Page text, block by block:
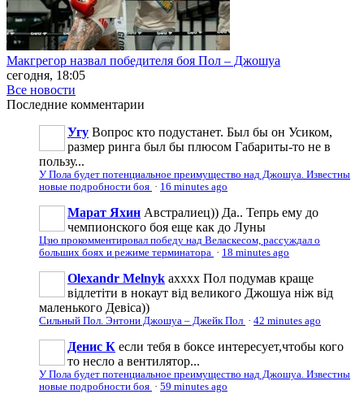
Макгрегор назвал победителя боя Пол – Джошуа
сегодня, 18:05
Все новости
Последние комментарии
Угу Вопрос кто подустанет. Был бы он Усиком,
размер ринга был бы плюсом Габариты-то не в
пользу...
У Пола будет потенциальное преимущество над Джошуа. Известны
новые подробности боя · 16 minutes ago
Марат Яхин Австралиец)) Да.. Тепрь ему до
чемпионского боя еще как до Луны
Цзю прокомментировал победу над Веласкесом, рассуждал о
больших боях и режиме терминатора · 18 minutes ago
Olexandr Melnyk ахххх Пол подумав краще
відлетіти в нокаут від великого Джошуа ніж від
маленького Девіса))
Сильный Пол. Энтони Джошуа – Джейк Пол · 42 minutes ago
Денис К если тебя в боксе интересует,чтобы кого
то несло а вентилятор...
У Пола будет потенциальное преимущество над Джошуа. Известны
новые подробности боя · 59 minutes ago